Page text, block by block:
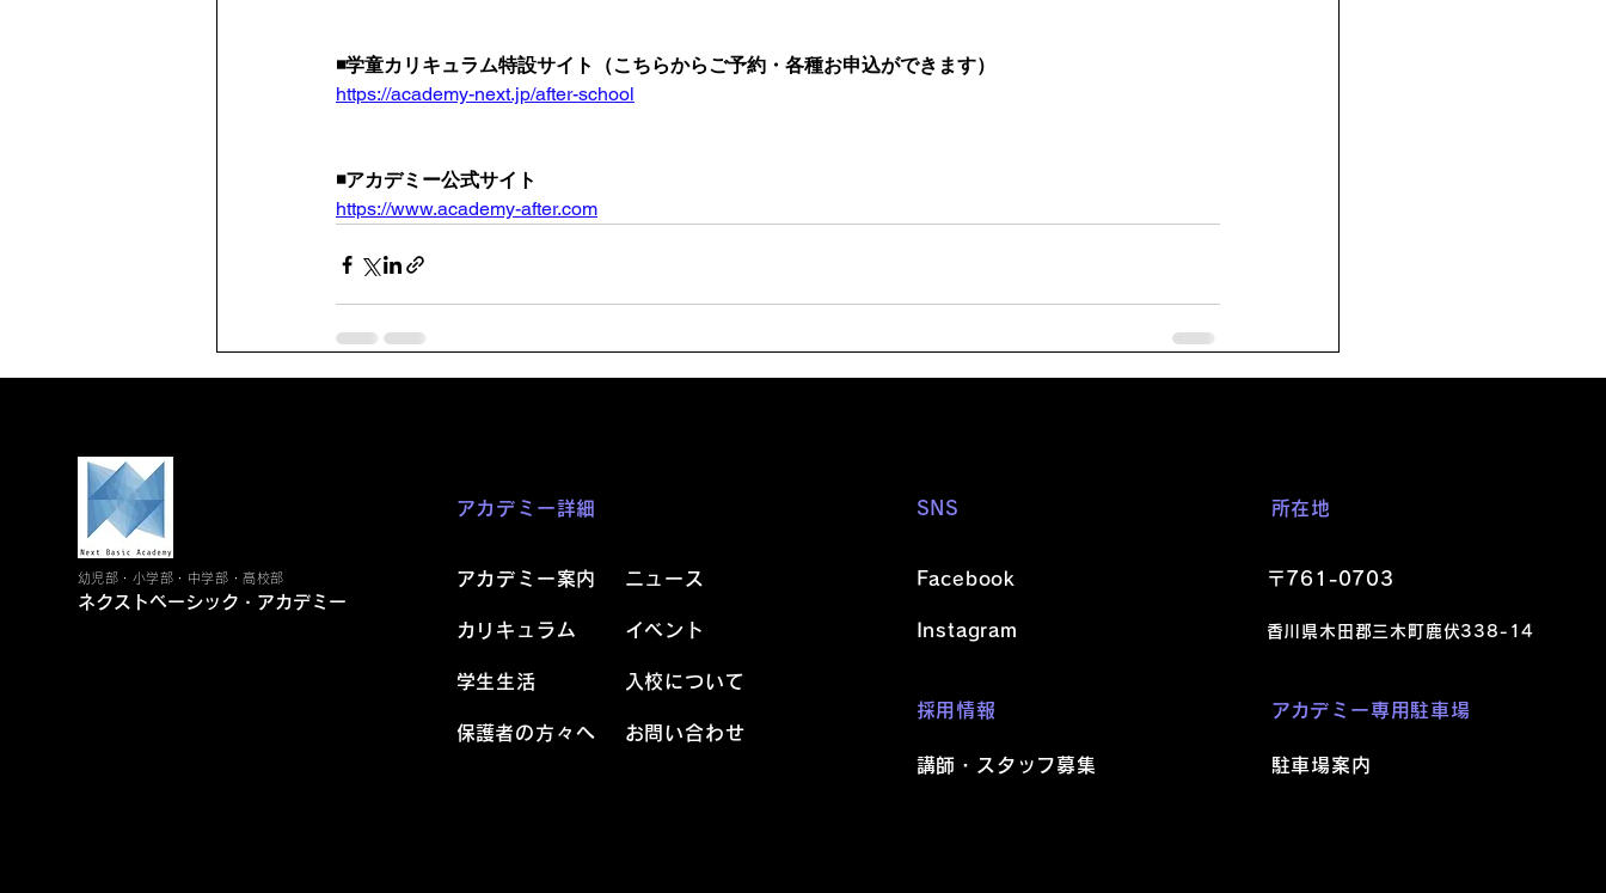
◾️学童カリキュラム特設サイト（こちらからご予約・各種お申込ができます）
https://academy-next.jp/after-school
◾️アカデミー公式サイト
https://www.academy-after.com
幼児部・小学部・中学部・高校部
ネクストベーシック・アカデミー
アカデミー詳細
アカデミー案内
カリキュラム
学生生活
​保護者の方々へ
ニュース
イベント
入校について
お問い合わせ
SNS
Facebook
Instagram
採用情報
講師・スタッフ募集
所在地
〒761-0703
香川県木田郡三木町鹿伏338-14
​アカデミー専用駐車場
駐車場案内